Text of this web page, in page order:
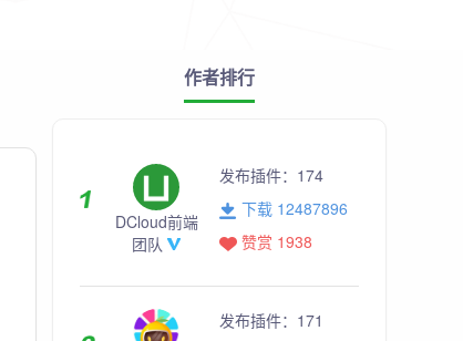
作者排行
DCloud前端
团队
发布插件： 174
下载 12487896
赞赏 1938
发布插件： 171